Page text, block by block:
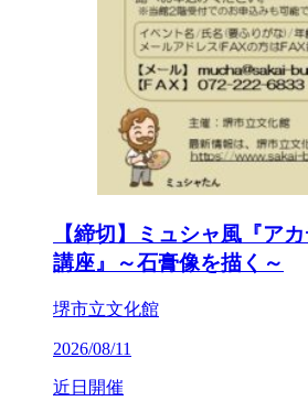
【締切】ミュシャ風『ア
講座』～石膏像を描く～
堺市立文化館
2026/08/11
近日開催